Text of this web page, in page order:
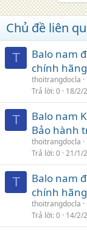
Chủ đề liên
T
Balo nam
chính
thoitrangdocla
Trả lời 0 18/2/
T
Balo nam
Bảo hành
thoitrangdocla
Trả lời 0 21/1/
T
Balo nam
chính
thoitrangdocla
Trả lời 0 14/2/